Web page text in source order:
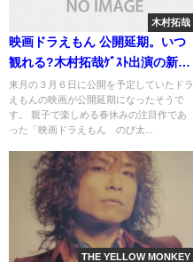
木村拓哉
映画ドラえもん 公開延期。いつ
観れる?木村拓哉ｹﾞｽﾄ出演の新恐
竜
来月の３月６日に公開を予定していたドラ
えもんの映画が公開延期になったそうで
す。 親子で楽しめる春休みの注目作であ
った「映画ドラえもん のび太...
THE YELLOW MONKEY